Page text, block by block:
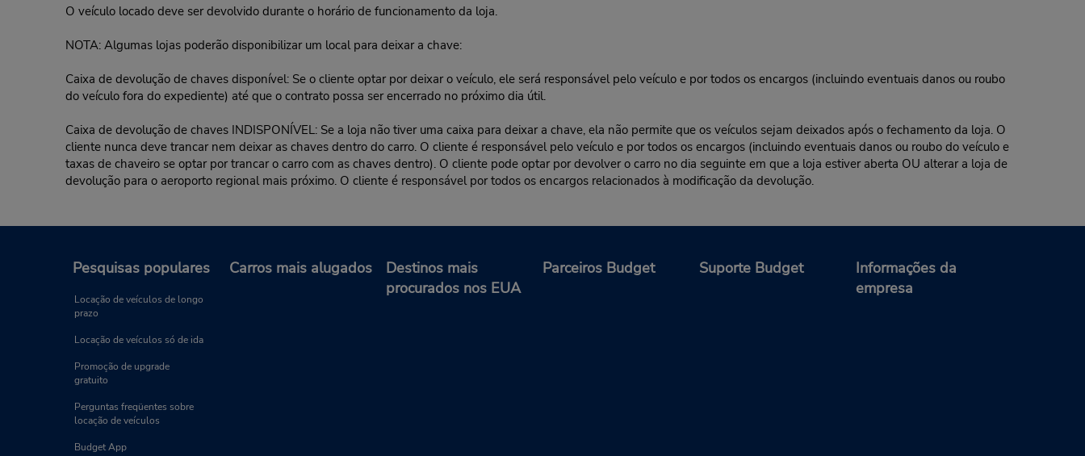
O veículo locado deve ser devolvido durante o horário de funcionamento da loja.
NOTA: Algumas lojas poderão disponibilizar um local para deixar a chave:
Caixa de devolução de chaves disponível: Se o cliente optar por deixar o veículo, ele será responsável pelo veículo e por todos os encargos (incluindo eventuais danos ou roubo
do veículo fora do expediente) até que o contrato possa ser encerrado no próximo dia útil.
Caixa de devolução de chaves INDISPONÍVEL: Se a loja não tiver uma caixa para deixar a chave, ela não permite que os veículos sejam deixados após o fechamento da loja. O
cliente nunca deve trancar nem deixar as chaves dentro do carro. O cliente é responsável pelo veículo e por todos os encargos (incluindo eventuais danos ou roubo do veículo e
taxas de chaveiro se optar por trancar o carro com as chaves dentro). O cliente pode optar por devolver o carro no dia seguinte em que a loja estiver aberta OU alterar a loja de
devolução para o aeroporto regional mais próximo. O cliente é responsável por todos os encargos relacionados à modificação da devolução.
Pesquisas populares
Locação de veículos de longo
prazo
Locação de veículos só de ida
Promoção de upgrade
gratuito
Perguntas freqüentes sobre
locação de veículos
Budget App
Carros mais alugados
Destinos mais
procurados nos EUA
Parceiros Budget Suporte Budget
Informações da
empresa